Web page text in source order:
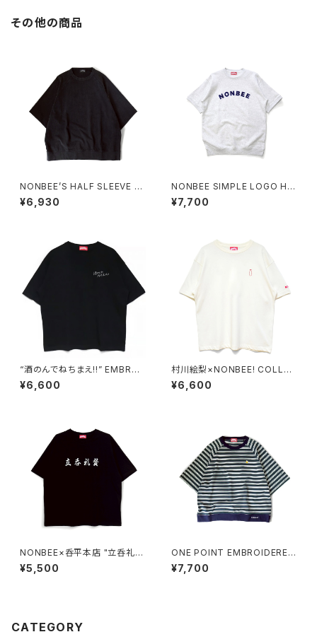
その他の商品
NONBEE’S HALF SLEEVE “S
WEATee” pigment-black
¥6,930
NONBEE SIMPLE LOGO HA
LF SLEEVE SWEAT ash-gre
y
¥7,700
“酒のんでねちまえ!!” EMBROI
DERED TEE OVER SIZE bla
ck
¥6,600
村川絵梨×NONBEE! COLLAB
“徳利刺繍” TEE off-white/pi
nk
¥6,600
NONBEE×呑平本店 "立呑礼
賛" TEE black/white
¥5,500
ONE POINT EMBROIDERED
“beer” MULTI BORDER HS
¥7,700
CATEGORY